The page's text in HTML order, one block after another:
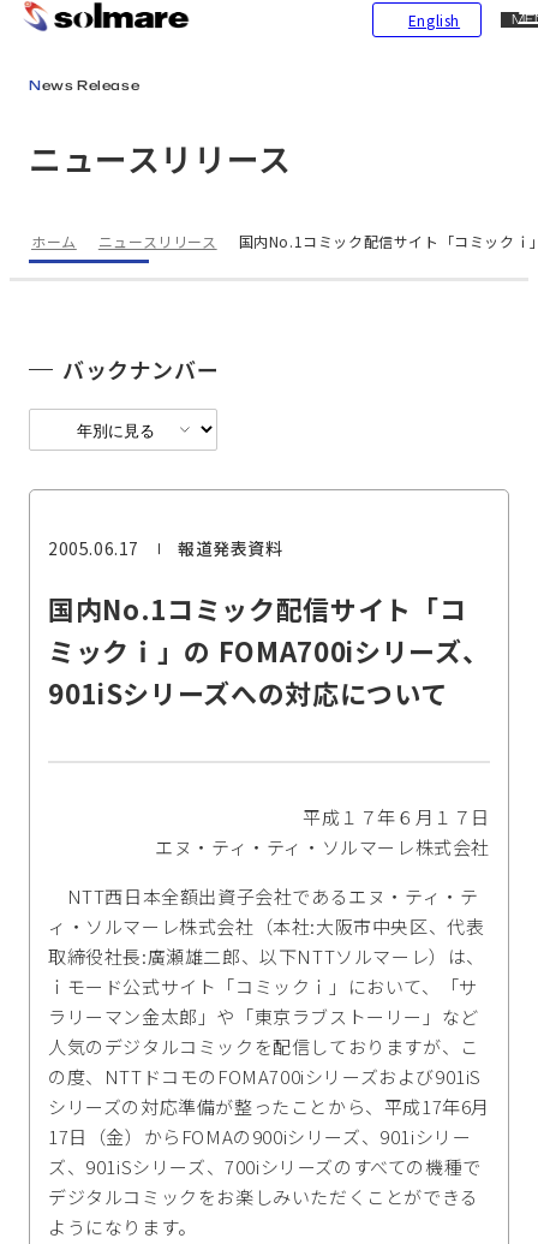
English
ニュースリリース
News Release
ホーム ニュースリリース 国内No.1コミック配信サイト「コミック
2005.06.17 報道発表資料
国内No.1コミック配信サイト「コ
ミックｉ」の FOMA700iシリーズ、
901iSシリーズへの対応について
平成１７年６月１７日
エヌ・ティ・ティ・ソルマーレ株式会社
NTT西日本全額出資子会社であるエヌ・ティ・テ
ィ・ソルマーレ株式会社（本社:大阪市中央区、代表
取締役社長:廣瀬雄二郎、以下NTTソルマーレ）は、
ｉモード公式サイト「コミックｉ」において、「サ
ラリーマン金太郎」や「東京ラブストーリー」など
人気のデジタルコミックを配信しておりますが、こ
の度、NTTドコモのFOMA700iシリーズおよび901iS
シリーズの対応準備が整ったことから、平成17年6月
17日（金）からFOMAの900iシリーズ、901iシリー
ズ、901iSシリーズ、700iシリーズのすべての機種で
デジタルコミックをお楽しみいただくことができる
ようになります。
バックナンバー